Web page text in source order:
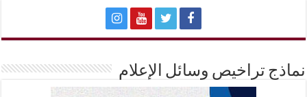
نماذج تراخيص وسائل الإعلام